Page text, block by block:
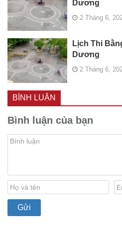
Dương
2 Tháng 6,
Lịch Thi
Dương
2 Tháng 6,
BÌNH LUẬN
Bình luận của bạn